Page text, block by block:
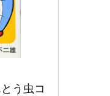
う虫コ